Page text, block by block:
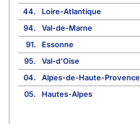
44.
Loire-Atlantique
94.
Val-de-Marne
91.
Essonne
95.
Val-d'Oise
04.
Alpes-de-Haute-Provence
05.
Hautes-Alpes